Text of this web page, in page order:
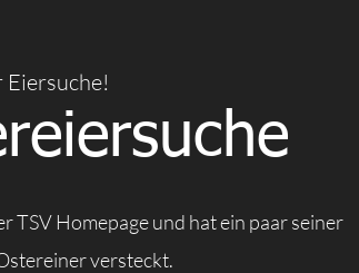
Eiersuche!
TSV Homepage und hat ein paar seiner
versteckt.